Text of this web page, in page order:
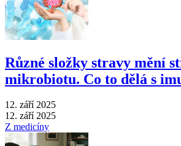
Různé složky stravy mění
mikrobiotu. Co to dělá s
12. září 2025
12. září 2025
Z medicíny